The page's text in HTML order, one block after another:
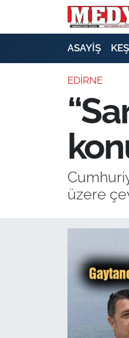
ASAYİŞ
EDİRNE
üzere
E-GAZETE
SİYASET
EKONOMİ
SAĞLIK
TARIM VE
KÜLTÜR SANAT